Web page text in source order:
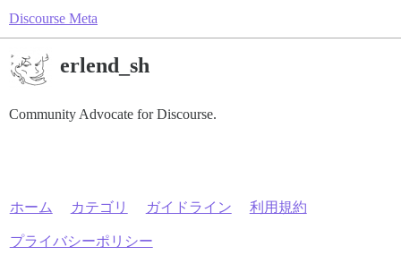
Discourse Meta
erlend_sh
Community Advocate for Discourse.
ホーム カテゴリ ガイドライン 利用規約
プライバシーポリシー